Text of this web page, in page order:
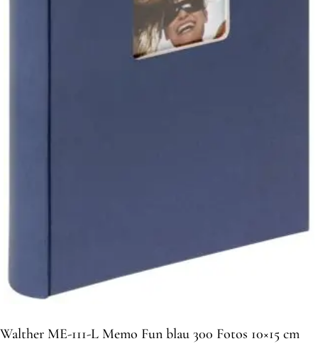
Walther ME-111-L Memo Fun blau 300 Fotos 10×15 cm